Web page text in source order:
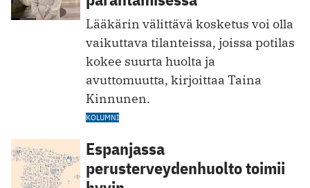
Lääkärin välittävä kosketus voi olla
vaikuttava tilanteissa, joissa potilas
kokee suurta huolta ja
avuttomuutta, kirjoittaa Taina
Kinnunen.
KOLUMNI
Espanjassa
perusterveydenhuolto toimii